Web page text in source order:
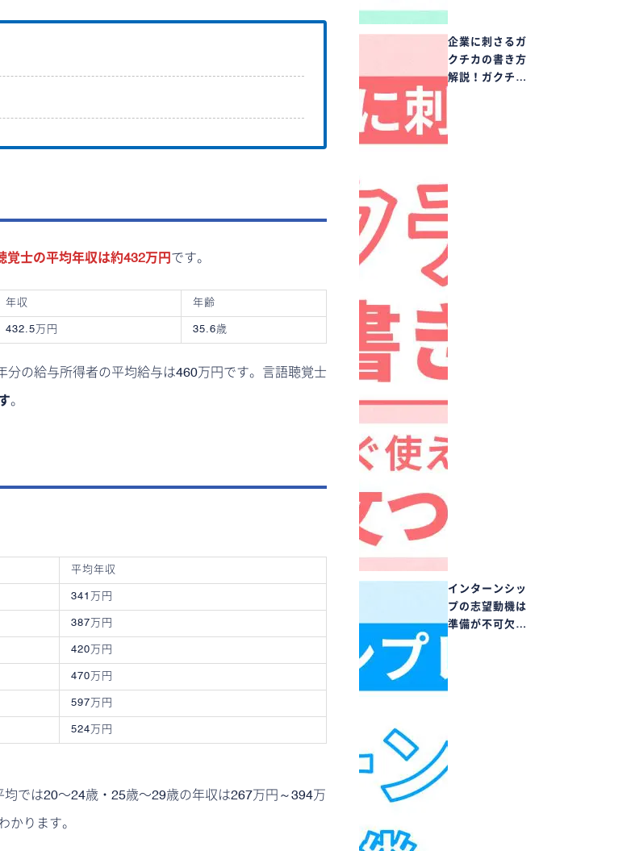
覚士の平均年収は約432万円 です。
年収 年齢
432.5万円 35.6歳
分の給与所得者の平均給与は460万円です。言語聴覚士
。
平均年収
341万円
387万円
420万円
470万円
597万円
524万円
均では20〜24歳・25歳〜29歳の年収は267万円～394万
かります。
企業に刺さるガ
クチカの書き方
解説！ガクチ…
インターンシッ
プの志望動機は
準備が不可欠…